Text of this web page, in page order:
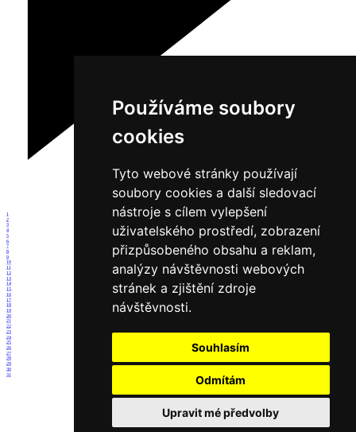
Používáme soubory
cookies
Tyto webové stránky používají
soubory cookies a další sledovací
nástroje s cílem vylepšení
uživatelského prostředí, zobrazení
přizpůsobeného obsahu a reklam,
analýzy návštěvnosti webových
stránek a zjištění zdroje
návštěvnosti.
Souhlasím
Odmítám
Upravit mé předvolby
1
2
3
4
5
6
7
8
9
10
11
12
13
14
15
16
17
18
19
20
21
22
23
24
25
26
27
28
29
30
31